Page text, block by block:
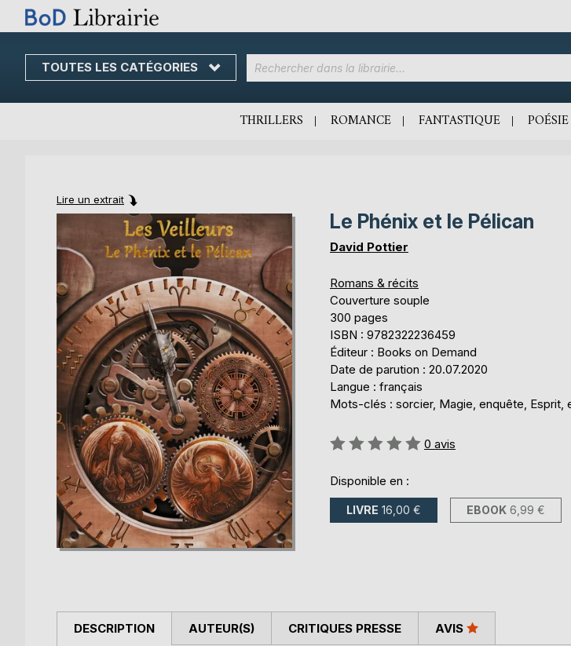
TOUTES LES CATÉGORIES
Skip
Content
THRILLERS ROMANCE FANTASTIQUE POÉSIE
Lire un extrait
the
end
of
the
images
gallery
the
beginning
of
the
images
gallery
Le Phénix et le Pélican
David Pottier
Romans & récits
Couverture souple
300 pages
ISBN : 9782322236459
Éditeur : Books on Demand
Date de parution : 20.07.2020
Langue : français
Mots-clés : sorcier, Magie, enquête, Esprit,
Évaluation:
0 avis
Disponible en :
LIVRE 16,00 € EBOOK 6,99 €
DESCRIPTION AUTEUR(S) CRITIQUES PRESSE AVIS